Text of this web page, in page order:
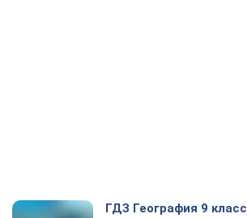
ГДЗ География 9 класс